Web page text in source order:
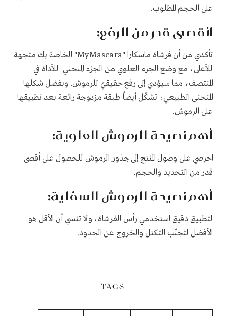
على الحجم المطلوب.
لأقصى قدر من الرفع:
تأكدي من أن فرشاة ماسكارا "MyMascara" الخاصة بك متجهة
للأعلى، مع وضع الجزء العلوي من الجزء المنحني للأداة في
المنتصف، مما سيؤدي إلى رفع حقيقيّ للرموش. وبفضل شكلها
المنحني الطبيعي، تشكّل أيضاً طبقة مزدوجة رائعة بعد تطبيقها
على الرموش.
أهم نصيحة للرموش العلوية:
احرصي على وصول المنتج إلى جذور الرموش للحصول على أقصى
قدر من التحديد والحجم.
أهم نصيحة للرموش السفلية:
لتطبيق دقيق استخدمي رأس الفرشاة، ولا تنسي أن الأقل هو
الأفضل لتجنّب التكتل والخروج عن الحدود.
TAGS